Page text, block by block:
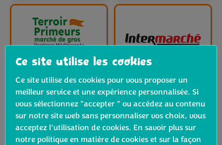
Ce site utilise les cookies
Ce site utilise des cookies pour vous proposer un
meilleur service et une expérience personnalisée. Si
vous sélectionnez "accepter " ou accédez au contenu
sur notre site web sans personnaliser vos choix, vous
acceptez l’utilisation de cookies. En savoir plus sur
notre politique en matière de cookies et sur la façon